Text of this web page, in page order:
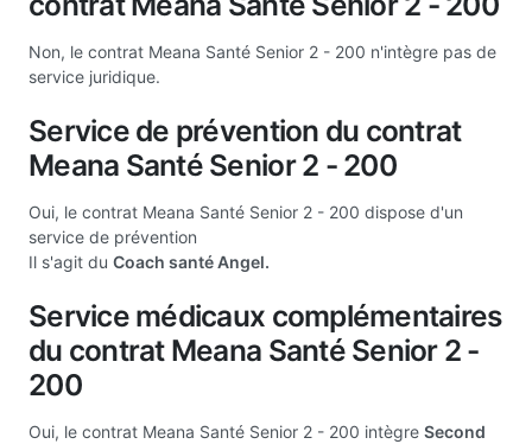
Non, le contrat Meana Santé Senior 2 - 200 n'intègre pas de
service juridique.
Service de prévention du contrat
Meana Santé Senior 2 - 200
Oui, le contrat Meana Santé Senior 2 - 200 dispose d'un
service de prévention
Il s'agit du Coach santé Angel.
Service médicaux complémentaires
du contrat Meana Santé Senior 2 -
200
Oui, le contrat Meana Santé Senior 2 - 200 intègre Second